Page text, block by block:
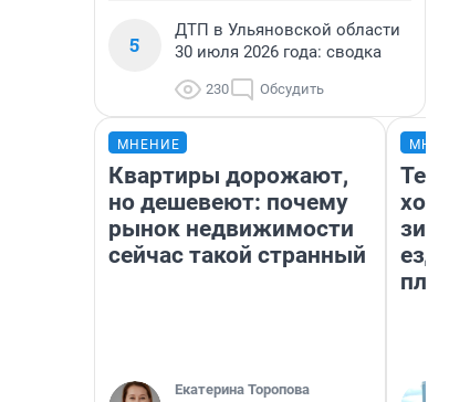
5
ДТП в Ульяновской области
30 июля 2026 года: сводка
230 Обсудить
МНЕНИЕ
Квартиры дорожают,
но дешевеют: почему
рынок недвижимости
сейчас такой странный
Екатерина Торопова
ездит